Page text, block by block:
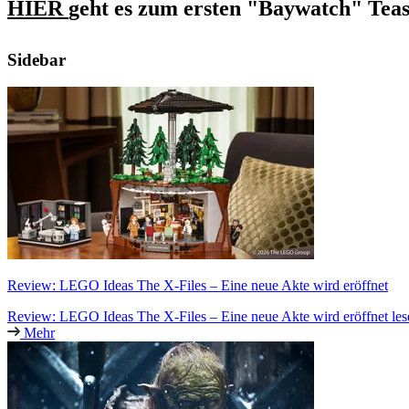
HIER geht es zum ersten "Baywatch"
Sidebar
Review: LEGO Ideas The X-Files – Eine neue Akte wird eröffnet
Review: LEGO Ideas The X-Files – Eine neue Akte wird eröffnet
Mehr